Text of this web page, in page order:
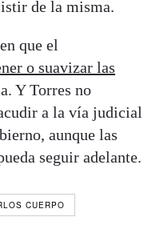
de la misma.
que el
o suavizar las
Y Torres no
a la vía judicial
aunque las
seguir adelante.
CUERPO